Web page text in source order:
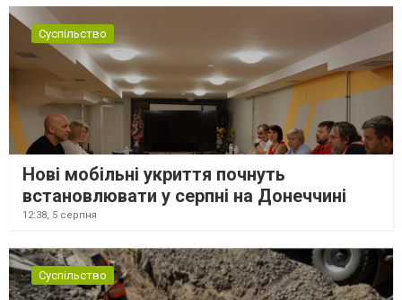
Суспільство
Нові мобільні укриття почнуть
встановлювати у серпні на Донеччині
12:38, 5 серпня
Суспільство